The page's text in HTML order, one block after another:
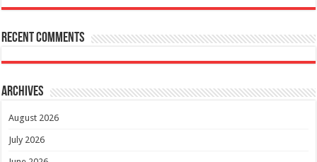
Recent Comments
Archives
August 2026
July 2026